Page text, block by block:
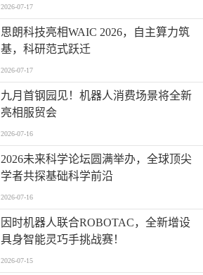
2026-07-17
思朗科技亮相WAIC 2026，自主算力筑
基，科研范式跃迁
2026-07-17
九月首钢园见！机器人消费场景将全新
亮相服贸会
2026-07-16
2026未来科学论坛圆满举办，全球顶尖
学者共探基础科学前沿
2026-07-16
因时机器人联合ROBOTAC，全新增设
具身智能灵巧手挑战赛！
2026-07-15